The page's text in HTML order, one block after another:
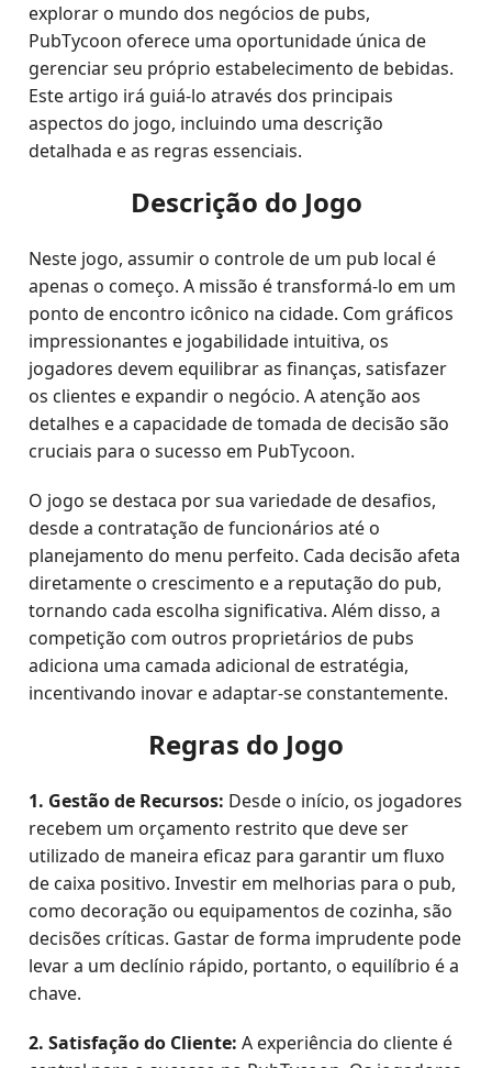
explorar o mundo dos negócios de pubs,
PubTycoon oferece uma oportunidade única de
gerenciar seu próprio estabelecimento de bebidas.
Este artigo irá guiá-lo através dos principais
aspectos do jogo, incluindo uma descrição
detalhada e as regras essenciais.
Descrição do Jogo
Neste jogo, assumir o controle de um pub local é
apenas o começo. A missão é transformá-lo em um
ponto de encontro icônico na cidade. Com gráficos
impressionantes e jogabilidade intuitiva, os
jogadores devem equilibrar as finanças, satisfazer
os clientes e expandir o negócio. A atenção aos
detalhes e a capacidade de tomada de decisão são
cruciais para o sucesso em PubTycoon.
O jogo se destaca por sua variedade de desafios,
desde a contratação de funcionários até o
planejamento do menu perfeito. Cada decisão afeta
diretamente o crescimento e a reputação do pub,
tornando cada escolha significativa. Além disso, a
competição com outros proprietários de pubs
adiciona uma camada adicional de estratégia,
incentivando inovar e adaptar-se constantemente.
Regras do Jogo
1. Gestão de Recursos: Desde o início, os jogadores
recebem um orçamento restrito que deve ser
utilizado de maneira eficaz para garantir um fluxo
de caixa positivo. Investir em melhorias para o pub,
como decoração ou equipamentos de cozinha, são
decisões críticas. Gastar de forma imprudente pode
levar a um declínio rápido, portanto, o equilíbrio é a
chave.
2. Satisfação do Cliente: A experiência do cliente é